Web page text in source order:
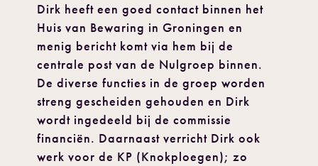
Dirk heeft een goed contact binnen het
Huis van Bewaring in Groningen en
menig bericht komt via hem bij de
centrale post van de Nulgroep binnen.
De diverse functies in de groep worden
streng gescheiden gehouden en Dirk
wordt ingedeeld bij de commissie
financiën. Daarnaast verricht Dirk ook
werk voor de KP (Knokploegen); zo